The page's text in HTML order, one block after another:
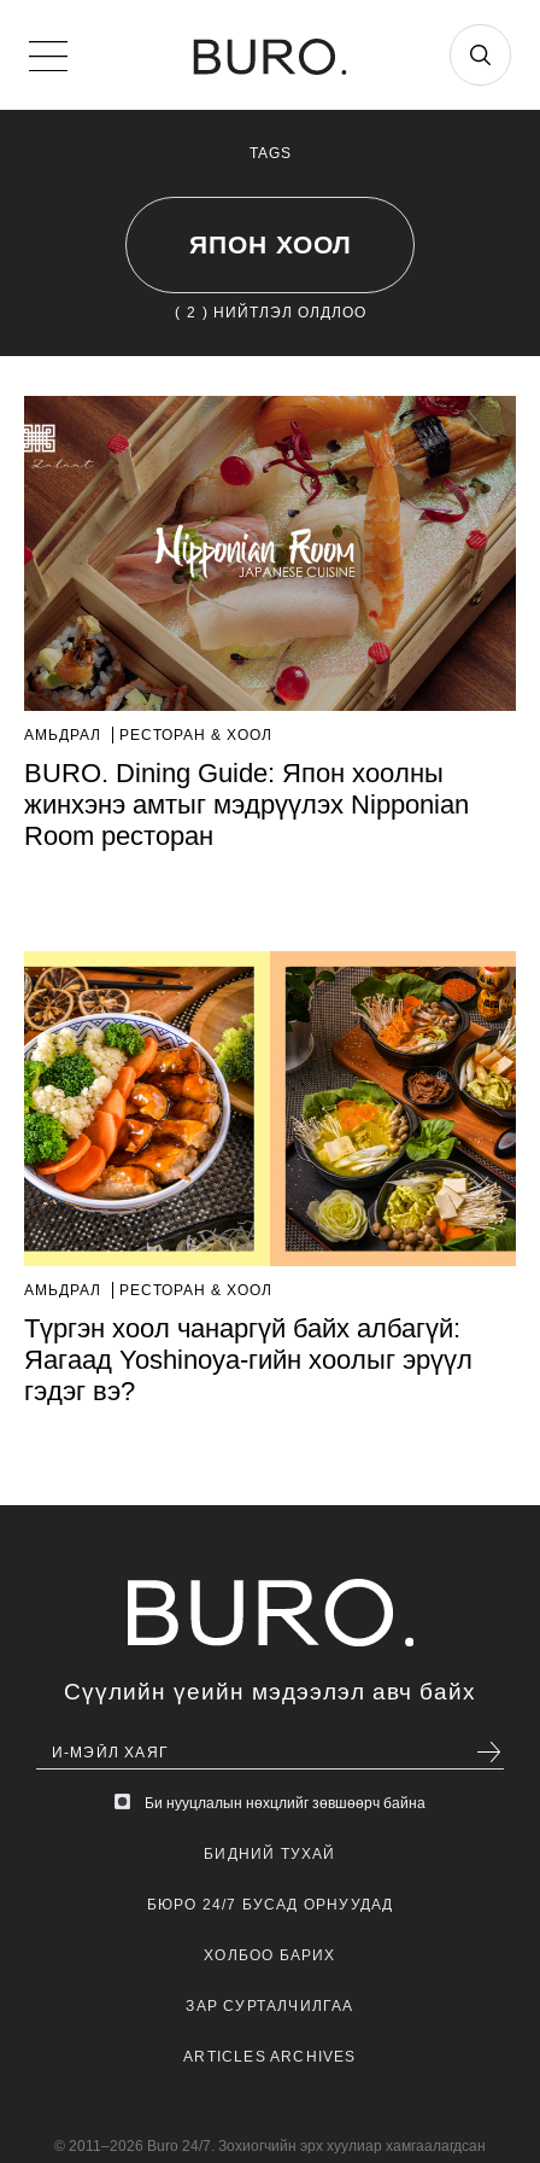
TAGS
ЯПОН ХООЛ
( 2 ) НИЙТЛЭЛ ОЛДЛОО
АМЬДРАЛ РЕСТОРАН & ХООЛ
BURO. Dining Guide: Япон хоолны
жинхэнэ амтыг мэдрүүлэх Nipponian
Room ресторан
АМЬДРАЛ РЕСТОРАН & ХООЛ
Түргэн хоол чанаргүй байх албагүй:
Яагаад Yoshinoya-гийн хоолыг эрүүл
гэдэг вэ?
Сүүлийн үеийн мэдээлэл авч байх
Би нууцлалын нөхцлийг зөвшөөрч байна
БИДНИЙ ТУХАЙ
БЮРО 24/7 БУСАД ОРНУУДАД
ХОЛБОО БАРИХ
ЗАР СУРТАЛЧИЛГАА
ARTICLES ARCHIVES
© 2011–2026 Buro 24/7. Зохиогчийн эрх хуулиар хамгаалагдсан